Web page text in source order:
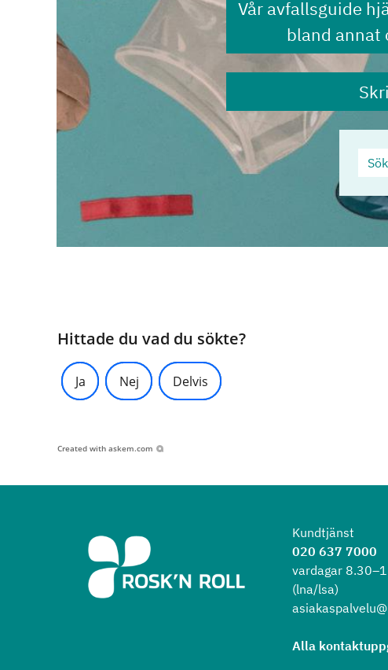
Vår avfallsguide
bland annat
Sök …
Hittade du vad du sökte?
Ja Nej Delvis
Created with askem.com
Kundtjänst
020 637 7000
vardagar
(lna/lsa)
Alla